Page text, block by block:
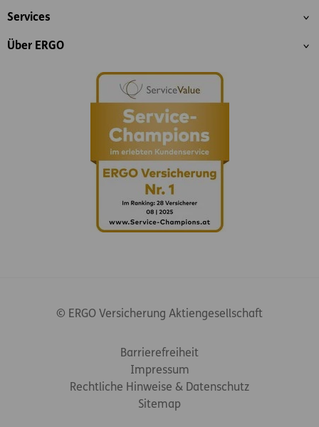
Services
Über ERGO
© ERGO Versicherung Aktiengesellschaft
Barrierefreiheit
Impressum
Rechtliche Hinweise & Datenschutz
Sitemap